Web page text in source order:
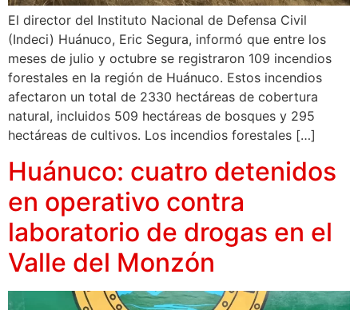
El director del Instituto Nacional de Defensa Civil
(Indeci) Huánuco, Eric Segura, informó que entre los
meses de julio y octubre se registraron 109 incendios
forestales en la región de Huánuco. Estos incendios
afectaron un total de 2330 hectáreas de cobertura
natural, incluidos 509 hectáreas de bosques y 295
hectáreas de cultivos. Los incendios forestales […]
Huánuco: cuatro detenidos
en operativo contra
laboratorio de drogas en el
Valle del Monzón